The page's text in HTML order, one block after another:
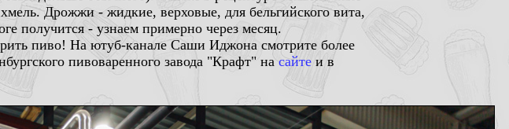
Дрожжи - жидкие, верховые, для бельгийского вита,
получится - узнаем примерно через месяц.
пиво! На ютуб-канале Саши Иджона смотрите более
пивоваренного завода "Крафт" на сайте и в